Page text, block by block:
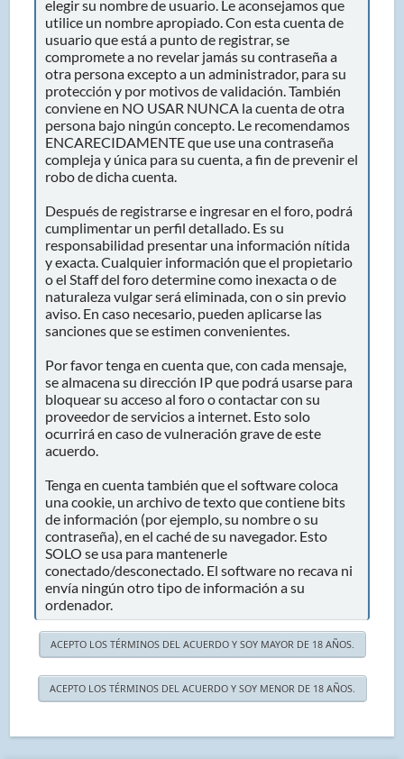
elegir su nombre de usuario. Le aconsejamos que
utilice un nombre apropiado. Con esta cuenta de
usuario que está a punto de registrar, se
compromete a no revelar jamás su contraseña a
otra persona excepto a un administrador, para su
protección y por motivos de validación. También
conviene en NO USAR NUNCA la cuenta de otra
persona bajo ningún concepto. Le recomendamos
ENCARECIDAMENTE que use una contraseña
compleja y única para su cuenta, a fin de prevenir el
robo de dicha cuenta.
Después de registrarse e ingresar en el foro, podrá
cumplimentar un perfil detallado. Es su
responsabilidad presentar una información nítida
y exacta. Cualquier información que el propietario
o el Staff del foro determine como inexacta o de
naturaleza vulgar será eliminada, con o sin previo
aviso. En caso necesario, pueden aplicarse las
sanciones que se estimen convenientes.
Por favor tenga en cuenta que, con cada mensaje,
se almacena su dirección IP que podrá usarse para
bloquear su acceso al foro o contactar con su
proveedor de servicios a internet. Esto solo
ocurrirá en caso de vulneración grave de este
acuerdo.
Tenga en cuenta también que el software coloca
una cookie, un archivo de texto que contiene bits
de información (por ejemplo, su nombre o su
contraseña), en el caché de su navegador. Esto
SOLO se usa para mantenerle
conectado/desconectado. El software no recava ni
envía ningún otro tipo de información a su
ordenador.